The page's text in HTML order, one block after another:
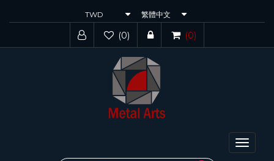
(0) (0)
Toggle